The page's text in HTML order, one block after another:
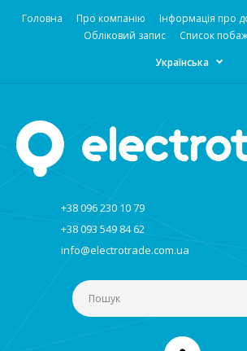
Головна Про компанію Інформація про
Обліковий запис
Список
Українська
+38 096 230 10 79
+38 093 549 84 62
info@electrotrade.com.ua